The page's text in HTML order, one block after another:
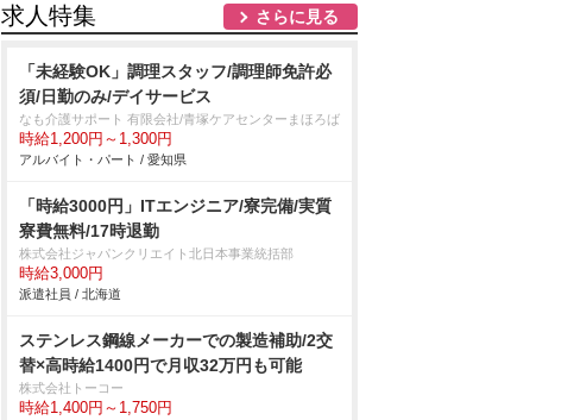
求人特集 さらに見る
「未経験OK」調理スタッフ/調理師免許必
須/日勤のみ/デイサービス
なも介護サポート 有限会社/青塚ケアセンターまほろば
時給1,200円～1,300円
アルバイト・パート / 愛知県
「時給3000円」ITエンジニア/寮完備/実質
寮費無料/17時退勤
株式会社ジャパンクリエイト北日本事業統括部
時給3,000円
派遣社員 / 北海道
ステンレス鋼線メーカーでの製造補助/2交
替×高時給1400円で月収32万円も可能
株式会社トーコー
時給1,400円～1,750円